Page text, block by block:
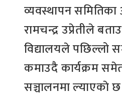
व्यवस्थापन समितिका
रामचन्द्र उप्रेतीले
विद्यालयले पछिल्लो
कमाउदै कार्यक्रम
सञ्चालनमा ल्याएकाे छ